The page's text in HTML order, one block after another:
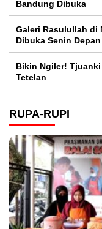
Bandung Dibuka
Galeri Rasulullah di
Dibuka Senin Depan
Bikin Ngiler!
Tetelan
RUPA-RUPI